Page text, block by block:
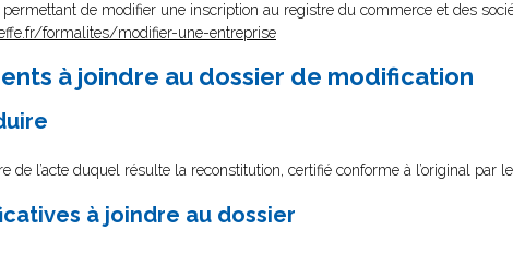
permettant de modifier une inscription au registre du commerce et des
formalites/modifier-une-entreprise
à joindre au dossier de modification
de l’acte duquel résulte la reconstitution, certifié conforme à l’original par
à joindre au dossier